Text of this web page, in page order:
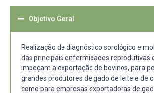
Objetivo Geral
Realização de diagnóstico sorológico e
das principais enfermidades reprodutivas
impeçam a exportação de bovinos, para
grandes produtores de gado de leite e de
como para empresas exportadoras de